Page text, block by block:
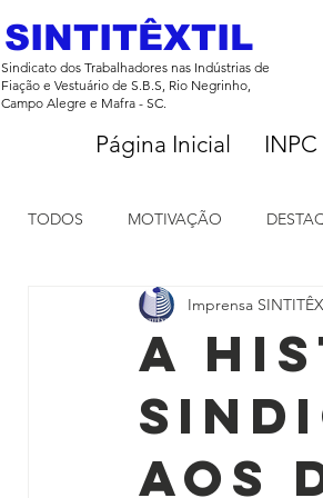
SINTITÊXTIL
Sindicato dos Trabalhadores nas Indústrias de
Fiação e Vestuário de S.B.S, Rio Negrinho,
Campo Alegre e Mafra - SC.
Página Inicial INPC
TODOS MOTIVAÇÃO
A
aos
Imprensa